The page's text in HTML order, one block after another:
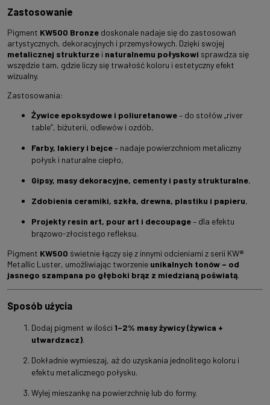
Zastosowanie
Pigment KW500 Bronze doskonale nadaje się do zastosowań
artystycznych, dekoracyjnych i przemysłowych. Dzięki swojej
metalicznej strukturze i naturalnemu połyskowi sprawdza się
wszędzie tam, gdzie liczy się trwałość koloru i estetyczny efekt
wizualny.
Zastosowania:
Żywice epoksydowe i poliuretanowe– do stołów „river
table”, biżuterii, odlewów i ozdób,
Farby, lakiery i bejce– nadaje powierzchniom metaliczny
połysk i naturalne ciepło,
Gipsy, masy dekoracyjne, cementy i pasty strukturalne,
Zdobienia ceramiki, szkła, drewna, plastiku i papieru,
Projekty resin art, pour art i decoupage– dla efektu
brązowo-złocistego refleksu.
Pigment KW500 świetnie łączy się z innymi odcieniami z serii KW®
Metallic Luster, umożliwiając tworzenie unikalnych tonów – od
jasnego szampana po głęboki brąz z miedzianą poświatą.
Sposób użycia
Dodaj pigment w ilości 1–2% masy żywicy (żywica +
utwardzacz).
Dokładnie wymieszaj, aż do uzyskania jednolitego koloru i
efektu metalicznego połysku.
Wylej mieszankę na powierzchnię lub do formy.